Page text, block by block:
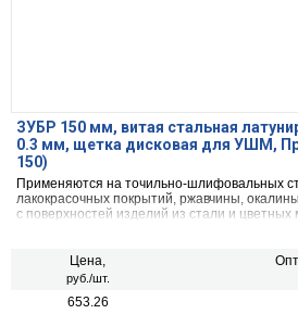
ЗУБР 150 мм, витая стальная
0.3 мм, щетка дисковая для УШМ,
150)
Применяются на точильно-шлифовальных
лакокрасочных покрытий, ржавчины,
с поверхностей изделий из стали и цветных
Цена,
руб./шт.
653.26